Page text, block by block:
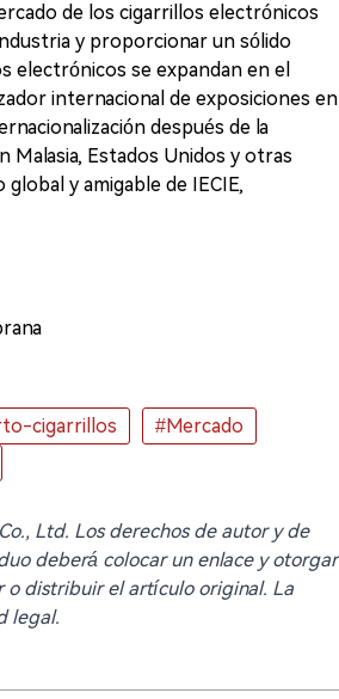
de los cigarrillos electrónicos
y proporcionar un sólido
electrónicos se expandan en el
internacional de exposiciones en
después de la
Malasia, Estados Unidos y otras
y amigable de IECIE,
cigarrillos
#Mercado
Ltd. Los derechos de autor y de
deberá colocar un enlace y otorgar
o distribuir el artículo original. La
legal.